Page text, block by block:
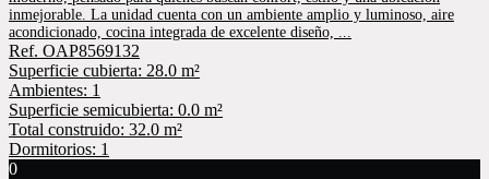
inmejorable. La unidad cuenta con un ambiente amplio y luminoso, aire
acondicionado, cocina integrada de excelente diseño, ...
Ref. OAP8569132
Superficie cubierta: 28.0 m²
Ambientes: 1
Superficie semicubierta: 0.0 m²
Total construido: 32.0 m²
Dormitorios: 1
0